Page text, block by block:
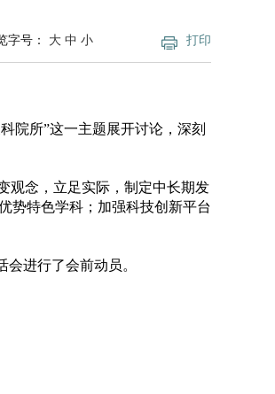
打印
字号： 大 中 小
院所”这一主题展开讨论，深刻
观念，立足实际，制定中长期发
势特色学科；加强科技创新平台
进行了会前动员。